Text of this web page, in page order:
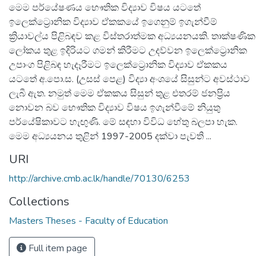
මෙම පර්යේෂණය භෞතික විද්‍යාව විෂය යටතේ
ඉලෙක්ට්‍රොනික විද්‍යාව ඒකකයේ ඉගෙනුම් ඉගැන්වීම්
ක්‍රියාවල්ය පිළිබඳව කළ විස්තරාත්මක අධ්‍යයනයකි. තාක්ෂණික
ලෝකය තුළ ඉදිරියට ගමන් කිරීමට උදව්වන ඉලෙක්ට්‍රොනික
උපාංග පිළිබඳ හැදෑරීමට ඉලෙක්ට්‍රොනික විද්‍යාව ඒකකය
යටතේ අ.පො.ස. (උසස් පෙළ) විද්‍යා අංශයේ සිසුන්ට අවස්ථාව
ලැබී ඇත. නමුත් මෙම ඒකකය සිසුන් තුළ එතරම් ජනප්‍රිය
නොවන බව භෞතික විද්‍යාව විෂය ඉගැන්වීමේ නියුතු
පර්යේෂිකාවට හැඟුණි. මේ සඳහා විවිධ හේතු බලපා හැක.
මෙම අධ්‍යයනය තුළින් 1997-2005 දක්වා පැවති ...
URI
http://archive.cmb.ac.lk/handle/70130/6253
Collections
Masters Theses - Faculty of Education
Full item page